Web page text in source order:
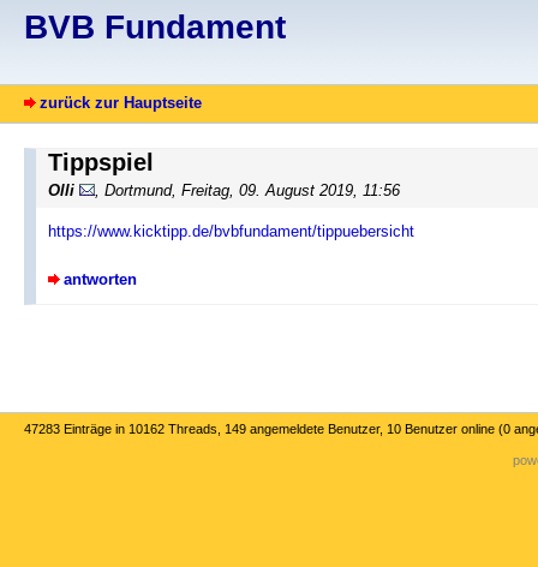
BVB Fundament
zurück zur Hauptseite
Tippspiel
Olli , Dortmund, Freitag, 09. August 2019, 11:56
https://www.kicktipp.de/bvbfundament/tippuebersicht
antworten
47283 Einträge in 10162 Threads, 149 angemeldete Benutzer, 10 Benutzer online (0